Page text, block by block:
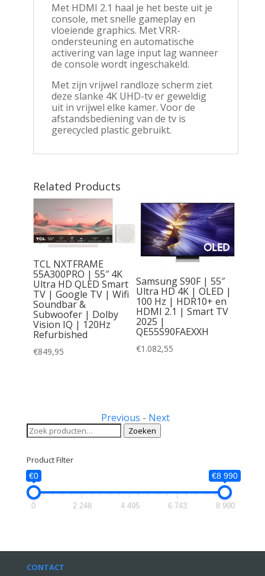
Met HDMI 2.1 haal je het beste uit je
console, met snelle gameplay en
vloeiende graphics. Met VRR-
ondersteuning en automatische
activering van lage input lag wanneer
de console wordt ingeschakeld.
Met zijn vrijwel randloze scherm ziet
deze slanke 4K UHD-tv er geweldig
uit in vrijwel elke kamer. Voor de
afstandsbediening van de tv is
gerecycled plastic gebruikt.
Related Products
TCL NXTFRAME
55A300PRO | 55″ 4K
Ultra HD QLED Smart
TV | Google TV | Wifi
Soundbar &
Subwoofer | Dolby
Vision IQ | 120Hz
Refurbished
€849,95
Samsung S90F | 55″
Ultra HD 4K | OLED |
100 Hz | HDR10+ en
HDMI 2.1 | Smart TV
2025 |
QE55S90FAEXXH
€1.082,55
Previous - Next
Zoeken
naar:
Zoeken
Product Filter
€0 €8 990
0 2 248 4 495 6 743 8 990
CONTACT